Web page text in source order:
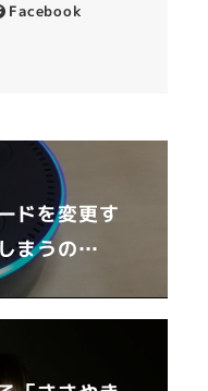
Facebook
ドを変更す
まうの…